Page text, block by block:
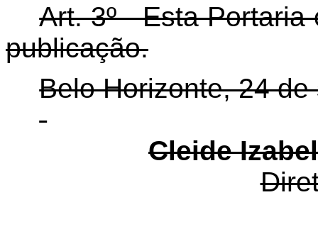
Art. 3º - Esta
publicação.
Belo Horizonte, 24
Cleide